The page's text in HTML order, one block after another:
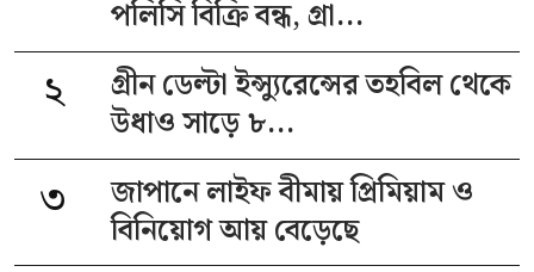
পলিসি বিক্রি বন্ধ, গ্রা...
২
গ্রীন ডেল্টা ইন্স্যুরেন্সের তহবিল থেকে
উধাও সাড়ে ৮...
৩
জাপানে লাইফ বীমায় প্রিমিয়াম ও
বিনিয়োগ আয় বেড়েছে